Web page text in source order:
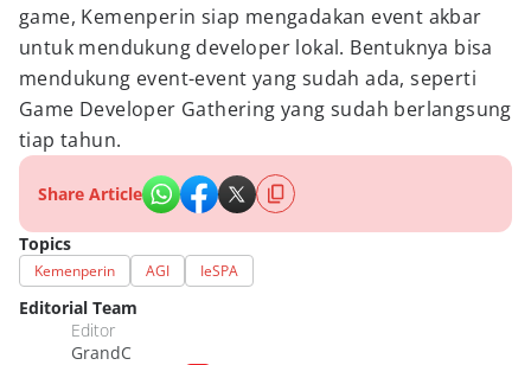
game, Kemenperin siap mengadakan event akbar
untuk mendukung developer lokal. Bentuknya bisa
mendukung event-event yang sudah ada, seperti
Game Developer Gathering yang sudah berlangsung
tiap tahun.
Share Article
Topics
Kemenperin AGI IeSPA
Editorial Team
Editor
GrandC